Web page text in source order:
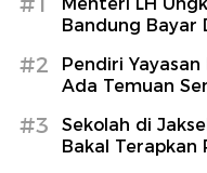
Menteri LH
Bandung Bayar
#2
Pendiri
Ada Temuan
#3
Sekolah di
Bakal Terapkan